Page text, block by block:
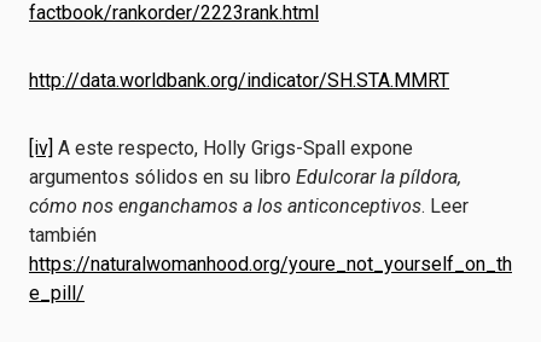
factbook/rankorder/2223rank.html
http://data.worldbank.org/indicator/SH.STA.MMRT
[iv] A este respecto, Holly Grigs-Spall expone
argumentos sólidos en su libro Edulcorar la píldora,
cómo nos enganchamos a los anticonceptivos. Leer
también
https://naturalwomanhood.org/youre_not_yourself_on_th
e_pill/